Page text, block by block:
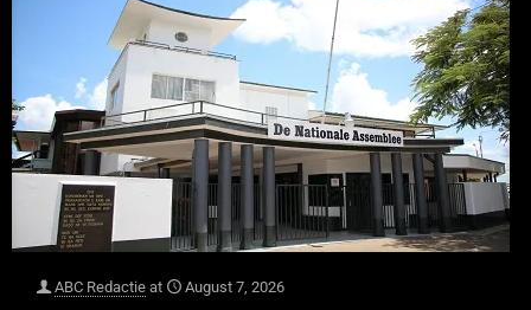
ABC Redactie at
August 7, 2026